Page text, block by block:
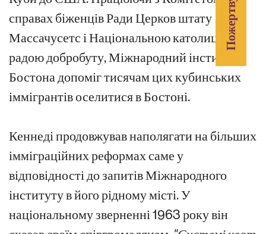
справах біженців Ради Церков штату
Массачусетс і Національною католицькою
радою добробуту, Міжнародний інститут
Бостона допоміг тисячам цих кубинських
іммігрантів оселитися в Бостоні.
Кеннеді продовжував наполягати на більших
імміграційних реформах саме у
відповідності до запитів Міжнародного
інституту в його рідному місті. У
національному зверненні 1963 року він